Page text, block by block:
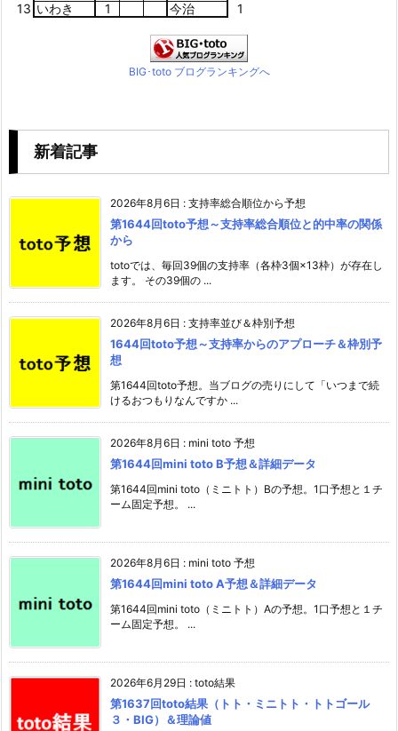
13 いわき 1 今治 1
BIG･toto ブログランキングへ
新着記事
2026年8月6日 : 支持率総合順位から予想
第1644回toto予想～支持率総合順位と的中率の関係
から
totoでは、毎回39個の支持率（各枠3個×13枠）が存在し
ます。 その39個の ...
2026年8月6日 : 支持率並び＆枠別予想
1644回toto予想～支持率からのアプローチ＆枠別予
想
第1644回toto予想。当ブログの売りにして「いつまで続
けるおつもりなんですか ...
2026年8月6日 : mini toto 予想
第1644回mini toto B予想＆詳細データ
第1644回mini toto（ミニトト）Bの予想。1口予想と１チ
ーム固定予想。 ...
2026年8月6日 : mini toto 予想
第1644回mini toto A予想＆詳細データ
第1644回mini toto（ミニトト）Aの予想。1口予想と１チ
ーム固定予想。 ...
2026年6月29日 : toto結果
第1637回toto結果（トト・ミニトト・トトゴール
３・BIG）＆理論値